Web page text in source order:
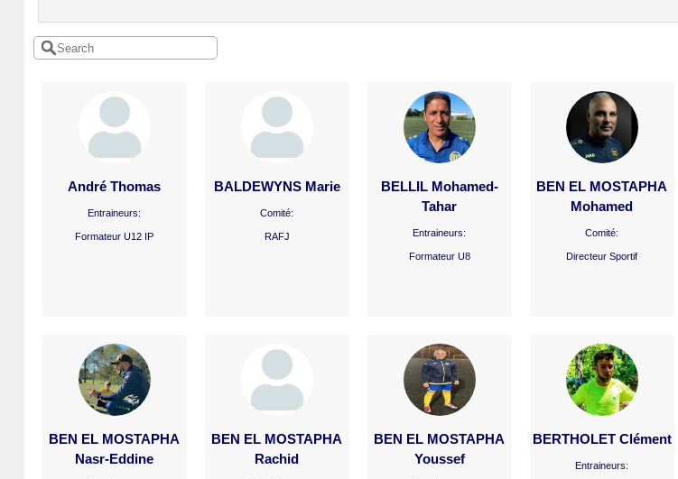
André Thomas
Entraineurs:
Formateur U12 IP
BALDEWYNS Marie
Comité:
RAFJ
BELLIL Mohamed-
Tahar
Entraineurs:
Formateur U8
BEN EL MOSTAPHA
Mohamed
Comité:
Directeur Sportif
BEN EL MOSTAPHA
Nasr-Eddine
BEN EL MOSTAPHA
Rachid
BEN EL MOSTAPHA
Youssef
BERTHOLET Clément
Entraineurs: